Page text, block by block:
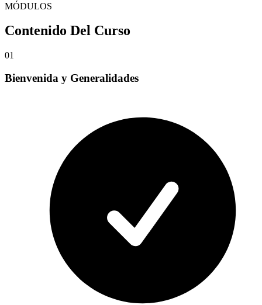
MÓDULOS
Contenido Del Curso
01
Bienvenida y Generalidades